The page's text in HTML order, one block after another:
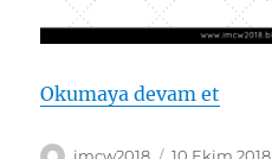
Okumaya devam et
Yazar
Yayın